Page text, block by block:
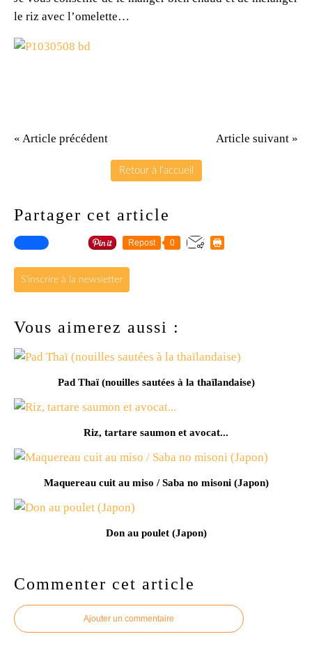
le riz avec l’omelette…
« Article précédent Article suivant »
Retour à l'accueil
Partager cet article
Repost 0
S'inscrire à la newsletter
Vous aimerez aussi :
Pad Thaï (nouilles sautées à la thaïlandaise)
Riz, tartare saumon et avocat...
Maquereau cuit au miso / Saba no misoni (Japon)
Don au poulet (Japon)
Commenter cet article
Ajouter un commentaire